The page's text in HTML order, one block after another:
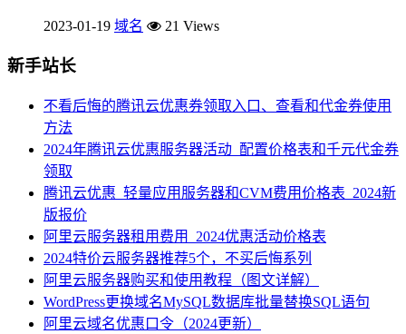
2023-01-19 域名 21 Views
新手站长
不看后悔的腾讯云优惠券领取入口、查看和代金券使用
方法
2024年腾讯云优惠服务器活动_配置价格表和千元代金券
领取
腾讯云优惠_轻量应用服务器和CVM费用价格表_2024新
版报价
阿里云服务器租用费用_2024优惠活动价格表
2024特价云服务器推荐5个，不买后悔系列
阿里云服务器购买和使用教程（图文详解）
WordPress更换域名MySQL数据库批量替换SQL语句
阿里云域名优惠口令（2024更新）